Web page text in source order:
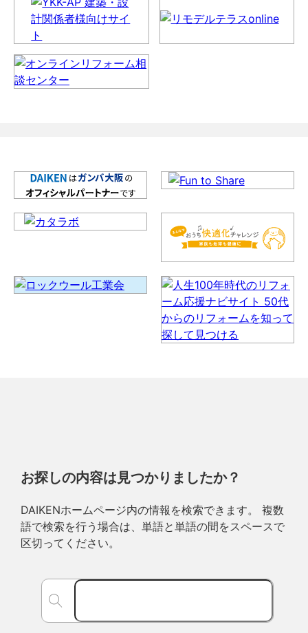
お探しの内容は見つかりましたか？
DAIKENホームページ内の情報を検索できます。 複数
語で検索を行う場合は、単語と単語の間をスペースで
区切ってください。